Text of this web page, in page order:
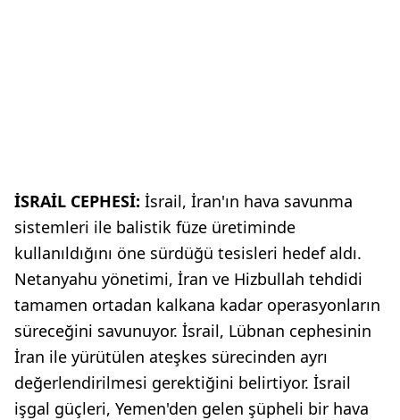
İSRAİL CEPHESİ: İsrail, İran'ın hava savunma
sistemleri ile balistik füze üretiminde
kullanıldığını öne sürdüğü tesisleri hedef aldı.
Netanyahu yönetimi, İran ve Hizbullah tehdidi
tamamen ortadan kalkana kadar operasyonların
süreceğini savunuyor. İsrail, Lübnan cephesinin
İran ile yürütülen ateşkes sürecinden ayrı
değerlendirilmesi gerektiğini belirtiyor. İsrail
işgal güçleri, Yemen'den gelen şüpheli bir hava